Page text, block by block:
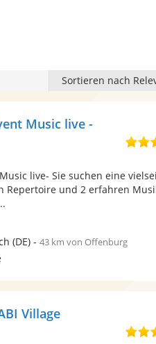
Music live -
live- Sie suchen eine
Repertoire und 2 erfahren
(DE)- 43 km von Offenburg
Village